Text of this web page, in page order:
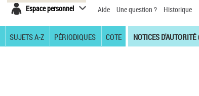
Espace personnel Aide Une question ? Historique
SUJETS A-Z PÉRIODIQUES COTE NOTICES D'AUTORITÉ